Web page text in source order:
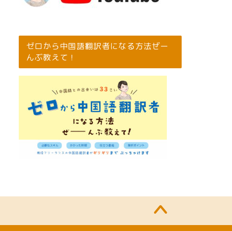
ゼロから中国語翻訳者になる方法ぜー
んぶ教えて！